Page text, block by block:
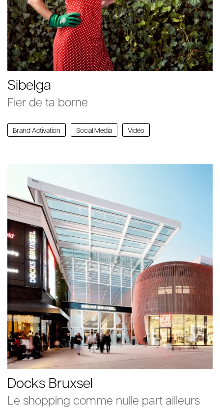
Sibelga
Brand Activation Social Media Vidéo
Fier de ta borne
Docks Bruxsel
Le shopping comme nulle part ailleurs